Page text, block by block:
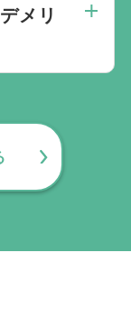
メリ
、費用が上